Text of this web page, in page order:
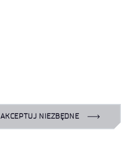
AKCEPTUJ NIEZBĘDNE